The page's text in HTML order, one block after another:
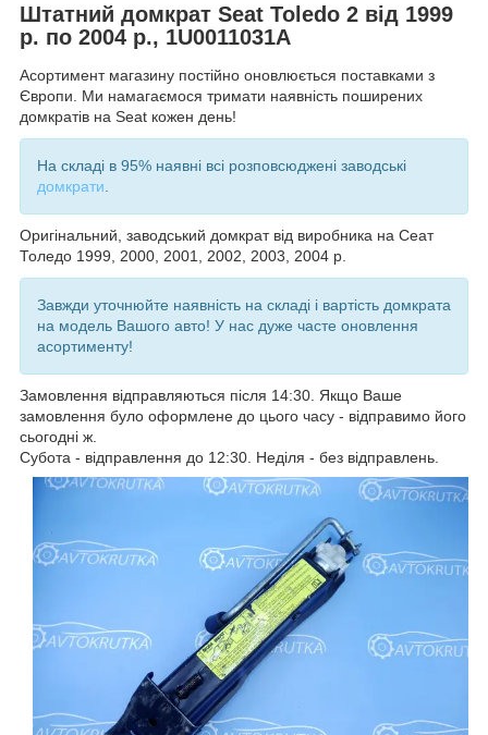
Штатний домкрат Seat Toledo 2 від 1999
р. по 2004 р., 1U0011031A
Асортимент магазину постійно оновлюється поставками з
Європи. Ми намагаємося тримати наявність поширених
домкратів на Seat кожен день!
На складі в 95% наявні всі розповсюджені заводські
домкрати.
Оригінальний, заводський домкрат від виробника на Сеат
Толедо 1999, 2000, 2001, 2002, 2003, 2004 р.
Завжди уточнюйте наявність на складі і вартість домкрата
на модель Вашого авто! У нас дуже часте оновлення
асортименту!
Замовлення відправляються після 14:30. Якщо Ваше
замовлення було оформлене до цього часу - відправимо його
сьогодні ж.
Субота - відправлення до 12:30. Неділя - без відправлень.